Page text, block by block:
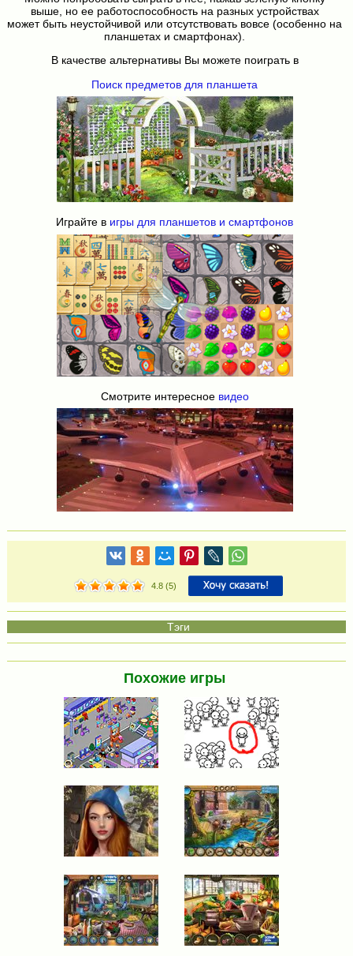
выше, но ее работоспособность на разных устройствах
может быть неустойчивой или отсутствовать вовсе (особенно на
планшетах и смартфонах).
В качестве альтернативы Вы можете поиграть в
Поиск предметов для планшета
Играйте в игры для планшетов и смартфонов
Смотрите интересное видео
4.8(5)
Похожие игры